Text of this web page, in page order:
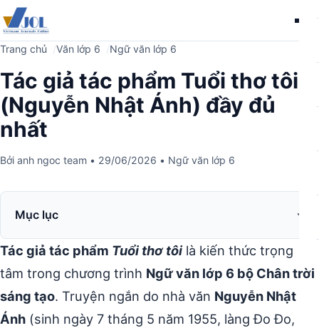
Trang chủ Văn lớp 6 Ngữ văn lớp 6
Tác giả tác phẩm Tuổi thơ tôi
(Nguyễn Nhật Ánh) đầy đủ
nhất
Bởi anh ngoc team • 29/06/2026 • Ngữ văn lớp 6
Mục lục
Tác giả tác phẩm Tuổi thơ tôi là kiến thức trọng
tâm trong chương trình Ngữ văn lớp 6 bộ Chân trời
sáng tạo. Truyện ngắn do nhà văn Nguyễn Nhật
Ánh (sinh ngày 7 tháng 5 năm 1955, làng Đo Đo,